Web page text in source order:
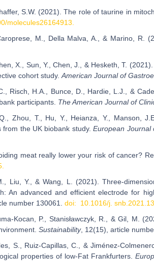
S.W. (2021). The role of taurine in
molecules26164913.
M., Della Malva, A., & Marino, R.
X., Sun, Y., Chen, J., & Hesketh, T.
cohort study. American Journal of
Risch, H.A., Bunce, D., Hardie, L.J., &
participants. The American Journal of
Zhou, T., Hu, Y., Heianza, Y., Manson,
the UK biobank study. European Journal
meat really lower your risk of cancer?
Liu, Y., & Wang, L. (2021). Three-
An advanced and efficient electrode for
number 130061.
doi: 10.1016/j.
Kocan, P., Stanisławczyk, R., & Gil, M.
Sustainability, 12(15), article
S., Ruiz-Capillas, C., & Jiménez-
properties of low-Fat Frankfurters.